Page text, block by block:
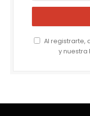
Al registrarte,
y nuestra